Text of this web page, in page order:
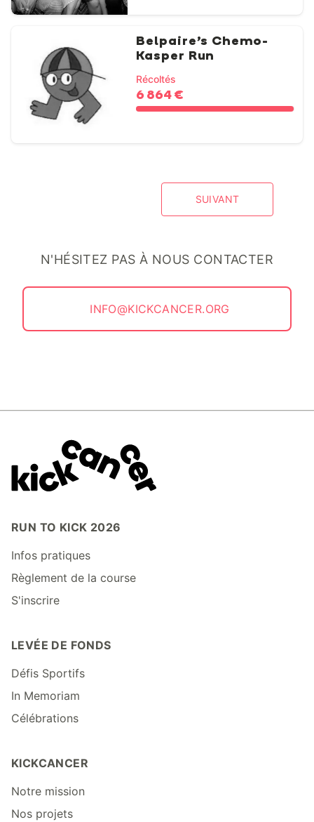
Belpaire’s Chemo-
Kasper Run
Récoltés
6 864 €
SUIVANT
N'HÉSITEZ PAS À NOUS CONTACTER
INFO@KICKCANCER.ORG
RUN TO KICK 2026
Infos pratiques
Règlement de la course
S'inscrire
LEVÉE DE FONDS
Défis Sportifs
In Memoriam
Célébrations
KICKCANCER
Notre mission
Nos projets